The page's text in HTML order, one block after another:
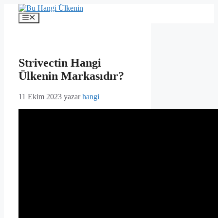
İçeriğe
Menü
Strivectin Hangi
Ülkenin Markasıdır?
11 Ekim 2023 yazarhangi